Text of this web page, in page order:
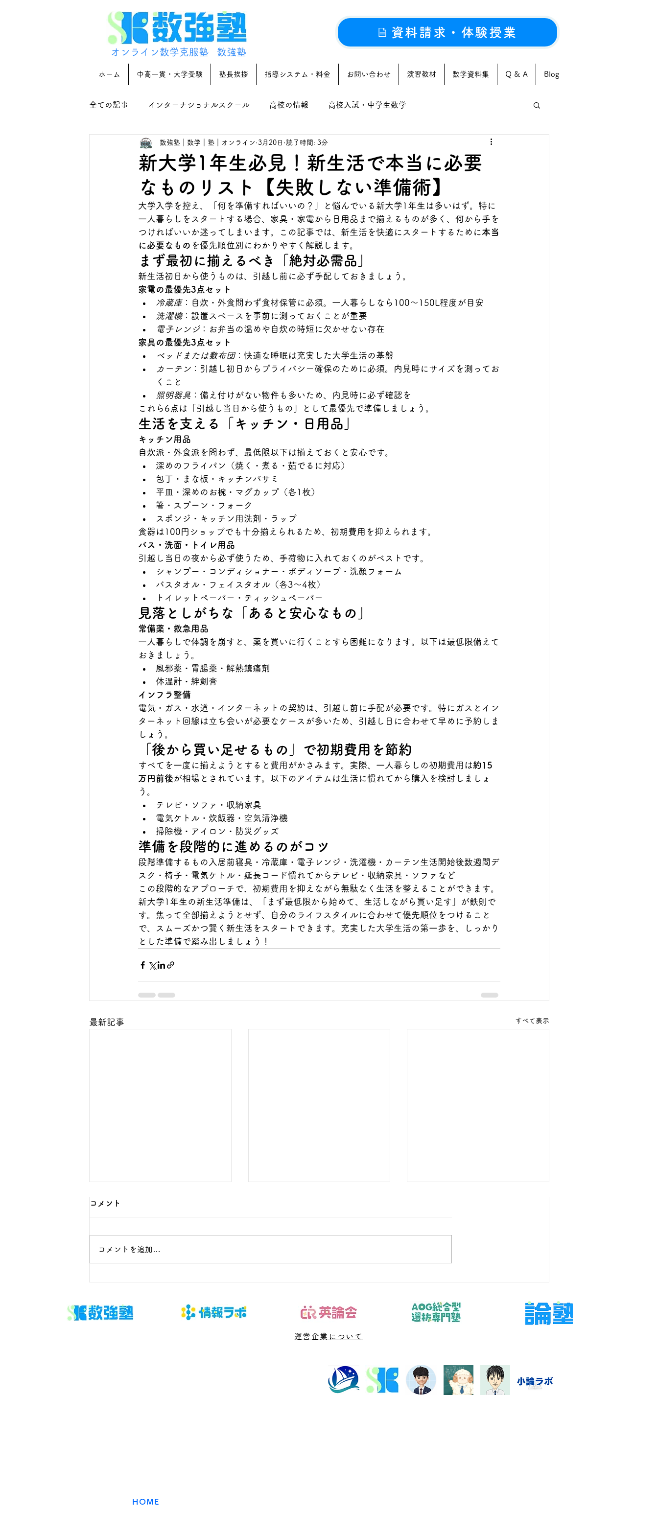
オンライン数学克服塾 数強塾
資料請求・体験授業
ホーム 中高一貫・大学受験 塾長挨拶 指導システム・料金 お問い合わせ 演習教材 数学資料集 Q & A Blog
全ての記事 インターナショナルスクール 高校の情報 高校入試・中学生数学
新大学1年生必見！新生活で本当に必要
なものリスト【失敗しない準備術】
数強塾｜数学｜塾｜オンライン 3月20日 読了時間: 3分
大学入学を控え、「何を準備すればいいの？」と悩んでいる新大学1年生は多いはず。特に
一人暮らしをスタートする場合、家具・家電から日用品まで揃えるものが多く、何から手を
つければいいか迷ってしまいます。この記事では、新生活を快適にスタートするために 本当
に必要なもの を優先順位別にわかりやすく解説します。
まず最初に揃えるべき「絶対必需品」
新生活初日から使うものは、引越し前に必ず手配しておきましょう。
家電の最優先3点セット
冷蔵庫：自炊・外食問わず食材保管に必須。一人暮らしなら100〜150L程度が目安
洗濯機：設置スペースを事前に測っておくことが重要
電子レンジ：お弁当の温めや自炊の時短に欠かせない存在
家具の最優先3点セット
ベッドまたは敷布団：快適な睡眠は充実した大学生活の基盤
カーテン ：引越し初日からプライバシー確保のために必須。内見時にサイズを測ってお
くこと
照明器具 ：備え付けがない物件も多いため、内見時に必ず確認を
これら6点は「引越し当日から使うもの」として最優先で準備しましょう。
生活を支える「キッチン・日用品」
キッチン用品
自炊派・外食派を問わず、最低限以下は揃えておくと安心です。
深めのフライパン（焼く・煮る・茹でるに対応）
包丁・まな板・キッチンバサミ
平皿・深めのお椀・マグカップ（各1枚）
箸・スプーン・フォーク
スポンジ・キッチン用洗剤・ラップ
食器は100円ショップでも十分揃えられるため、初期費用を抑えられます。
バス・洗面・トイレ用品
引越し当日の夜から必ず使うため、手荷物に入れておくのがベストです。
シャンプー・コンディショナー・ボディソープ・洗顔フォーム
バスタオル・フェイスタオル（各3〜4枚）
トイレットペーパー・ティッシュペーパー
見落としがちな「あると安心なもの」
常備薬・救急用品
一人暮らしで体調を崩すと、薬を買いに行くことすら困難になります。以下は最低限備えて
おきましょう。
風邪薬・胃腸薬・解熱鎮痛剤
体温計・絆創膏
インフラ整備
電気・ガス・水道・インターネットの契約は、引越し前に手配が必要です。特にガスとイン
ターネット回線は立ち会いが必要なケースが多いため、引越し日に合わせて早めに予約しま
しょう。
「後から買い足せるもの」で初期費用を節約
すべてを一度に揃えようとすると費用がかさみます。実際、一人暮らしの初期費用は約15
万円前後 が相場とされています。以下のアイテムは生活に慣れてから購入を検討しましょ
う。
テレビ・ソファ・収納家具
電気ケトル・炊飯器・空気清浄機
掃除機・アイロン・防災グッズ
準備を段階的に進めるのがコツ
段階準備するもの入居前寝具・冷蔵庫・電子レンジ・洗濯機・カーテン生活開始後数週間デ
スク・椅子・電気ケトル・延長コード慣れてからテレビ・収納家具・ソファなど
この段階的なアプローチで、初期費用を抑えながら無駄なく生活を整えることができます。
新大学1年生の新生活準備は、「まず最低限から始めて、生活しながら買い足す」が鉄則で
す。焦って全部揃えようとせず、自分のライフスタイルに合わせて優先順位をつけること
で、スムーズかつ賢く新生活をスタートできます。充実した大学生活の第一歩を、しっかり
とした準備で踏み出しましょう！
最新記事 すべて表示
優しい子に育てるには？親の
日からできる実践法
えるべき5つの事実
ない関わり方を探している保護者
共有する」です。結論から言え
断材料と次に確認する日を決める
は、不安の言葉と実際の原因が一
致していないことがあります。直
がないと感じるとき
ない関わり方を探している保護者
人と可視化し、今週の行動へ落と
す」です。結論から言えば、問題
や授業を増やす前に、判断材料と
言葉と実際の原因が一致していな
いことがあります。直近の答案、
学校ワー
コメント
コメントを追加…
運営企業について
HOME